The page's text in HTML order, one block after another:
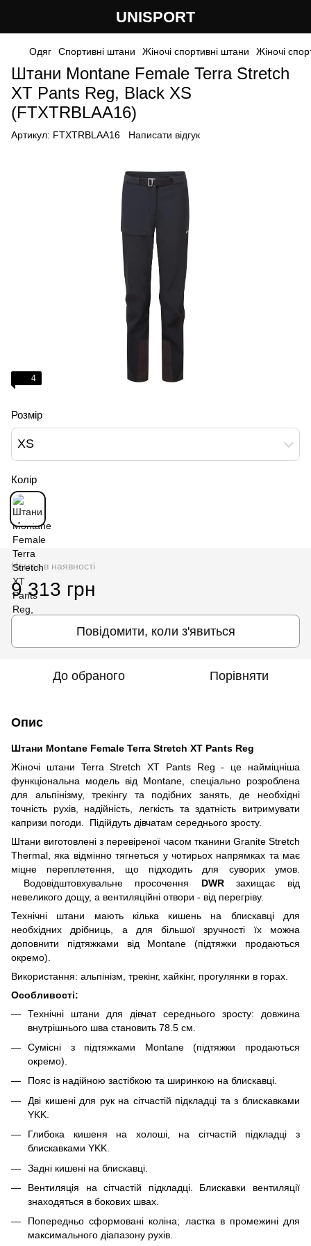
UNISPORT
Одяг Спортивні штани Жіночі спортивні штани Жіночі
Штани Montane Female Terra Stretch
XT Pants Reg, Black XS
(FTXTRBLAA16)
Артикул: FTXTRBLAA16 Написати відгук
4
Розмір
XS
Колір
Немає в наявності
9 313 грн
Повідомити, коли з'явиться
До обраного Порівняти
Опис
Штани Montane Female Terra Stretch XT Pants Reg
Жіночі штани Terra Stretch XT Pants Reg - це найміцніша
функціональна модель від Montane, спеціально розроблена
для альпінізму, трекінгу та подібних занять, де необхідні
точність рухів, надійність, легкість та здатність витримувати
капризи погоди. Підійдуть дівчатам середнього зросту.
Штани виготовлені з перевіреної часом тканини Granite Stretch
Thermal, яка відмінно тягнеться у чотирьох напрямках та має
міцне переплетення, що підходить для суворих умов.
Водовідштовхувальне просочення DWRзахищає від
невеликого дощу, а вентиляційні отвори - від перегріву.
Технічні штани мають кілька кишень на блискавці для
необхідних дрібниць, а для більшої зручності їх можна
доповнити підтяжками від Montane (підтяжки продаються
окремо).
Використання: альпінізм, трекінг, хайкінг, прогулянки в горах.
Особливості:
Технічні штани для дівчат середнього зросту: довжина
внутрішнього шва становить 78.5 см.
Сумісні з підтяжками Montane (підтяжки продаються
окремо).
Пояс із надійною застібкою та ширинкою на блискавці.
Дві кишені для рук на сітчастій підкладці та з блискавками
YKK.
Глибока кишеня на холоші, на сітчастій підкладці з
блискавками YKK.
Задні кишені на блискавці.
Вентиляція на сітчастій підкладці. Блискавки вентиляції
знаходяться в бокових швах.
Попередньо сформовані коліна; ластка в промежині для
максимального діапазону рухів.